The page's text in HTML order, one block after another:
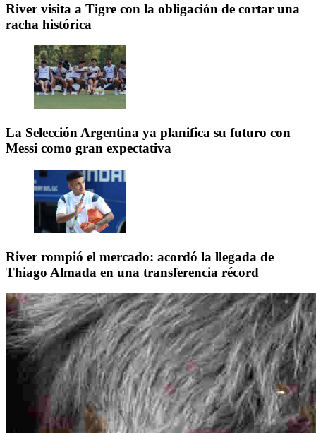
River visita a Tigre con la obligación de cortar una
racha histórica
La Selección Argentina ya planifica su futuro con
Messi como gran expectativa
River rompió el mercado: acordó la llegada de
Thiago Almada en una transferencia récord